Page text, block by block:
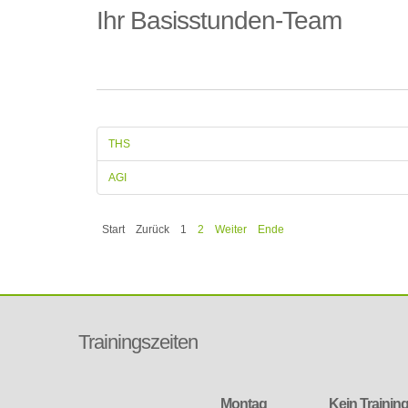
Ihr Basisstunden-Team
THS
AGI
Start Zurück 1 2 Weiter Ende
Trainingszeiten
Montag Kein Training